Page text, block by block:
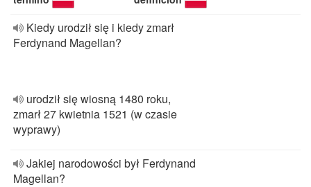
Kiedy urodził się i kiedy zmarł
Ferdynand Magellan?
urodził się wiosną 1480 roku,
zmarł 27 kwietnia 1521 (w czasie
wyprawy)
Jakiej narodowości był Ferdynand
Magellan?